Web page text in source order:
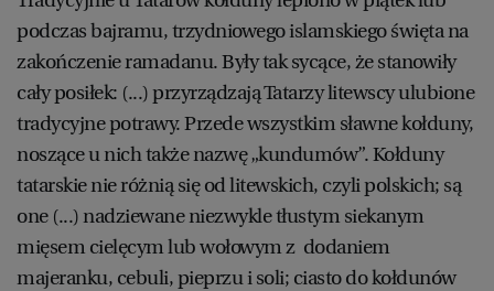
podczas bajramu, trzydniowego islamskiego święta na
zakończenie ramadanu. Były tak sycące, że stanowiły
cały posiłek: (...) przyrządzają Tatarzy litewscy ulubione
tradycyjne potrawy. Przede wszystkim sławne kołduny,
noszące u nich także nazwę „kundumów”. Kołduny
tatarskie nie różnią się od litewskich, czyli polskich; są
one (...) nadziewane niezwykle tłustym siekanym
mięsem cielęcym lub wołowym z dodaniem
majeranku, cebuli, pieprzu i soli; ciasto do kołdunów